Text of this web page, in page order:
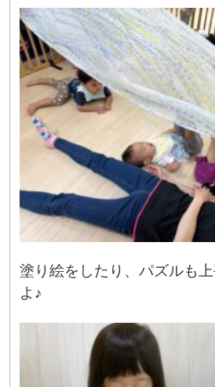
塗り絵をしたり、パズルも
よ♪